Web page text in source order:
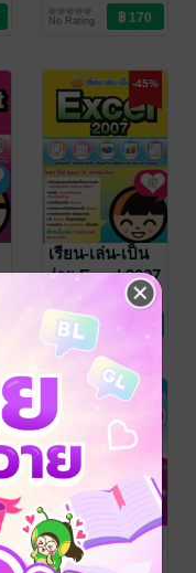
คอมพิวเตอร์
No Rating
-45%
เรียน-เล่น-เป็น
ง่าย Excel 2007
ธัชชัย จำลอง
/ ซีเอ็ด
ยูเคชั่น
คอมพิวเตอร์
No Rating
เรียน เล่น เป็น